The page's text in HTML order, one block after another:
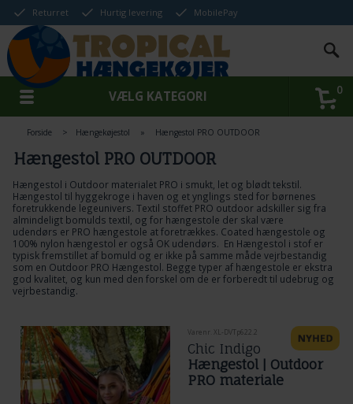
Returret Hurtig levering MobilePay
0
VÆLG KATEGORI
Forside > Hængekøjestol » Hængestol PRO OUTDOOR
Hængestol PRO OUTDOOR
Hængestol i Outdoor materialet PRO i smukt, let og blødt tekstil.
Hængestol til hyggekroge i haven og et ynglings sted for børnenes
foretrukkende legeunivers. Textil stoffet PRO outdoor adskiller sig fra
almindeligt bomulds textil, og for hængestole der skal være
udendørs er PRO hængestole at foretrækkes. Coated hængestole og
100% nylon hængestol er også OK udendørs. En Hængestol i stofer
typisk fremstillet af bomuld og er ikke på samme måde vejrbestandig
som en Outdoor PRO Hængestol. Begge typer af hængestole er ekstra
god kvalitet, og kun med den forskel om de er forberedt til udebrug og
vejrbestandig.
Varenr. XL-DVTp622.2
Chic Indigo
Hængestol | Outdoor
PRO materiale